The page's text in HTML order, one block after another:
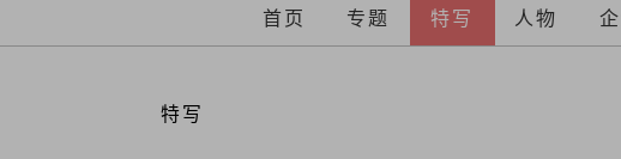
首页 专题 特写 人物
特写